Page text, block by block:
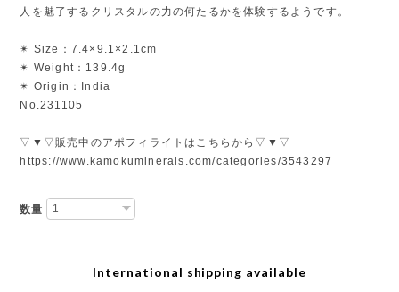
人を魅了するクリスタルの力の何たるかを体験するようです。
✴︎ Size：7.4×9.1×2.1cm
✴︎ Weight：139.4g
✴︎ Origin：India
No.231105
▽▼▽販売中のアポフィライトはこちらから▽▼▽
https://www.kamokuminerals.com/categories/3543297
数量
International shipping available